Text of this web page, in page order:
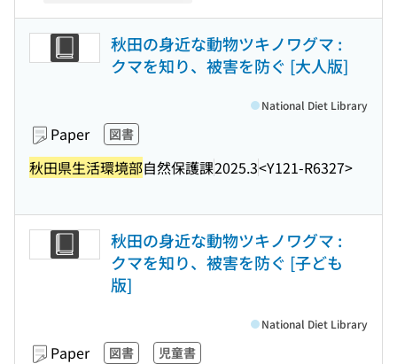
秋田の身近な動物ツキノワグマ :
クマを知り、被害を防ぐ [大人版]
Paper 図書
秋田県生活環境部自然保護課2025.3<Y121-R6327>
National Diet Library
秋田の身近な動物ツキノワグマ :
クマを知り、被害を防ぐ [子ども
版]
Paper 図書 児童書
National Diet Library